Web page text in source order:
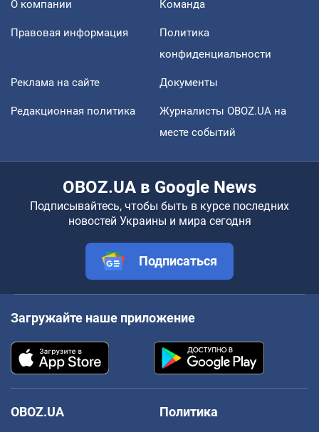
О компании Команда
Правовая информация
Политика
конфиденциальности
Реклама на сайте Документы
Редакционная политика
Журналисты OBOZ.UA на
месте событий
OBOZ.UA в Google News
Подписывайтесь, чтобы быть в курсе последних
новостей Украины и мира сегодня
Подписаться
Загружайте наше приложение
OBOZ.UA
Политика